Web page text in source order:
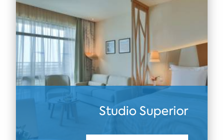
Studio Superior